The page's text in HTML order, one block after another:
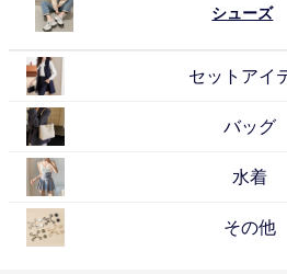
シューズ
セットアイ
バッグ
水着
その他